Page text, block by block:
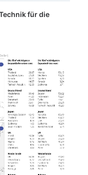
für die